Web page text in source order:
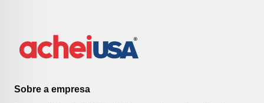
Sobre a empresa